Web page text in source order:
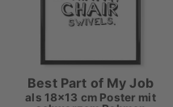
Best Part of My Job
als 18x13 cm Poster mit